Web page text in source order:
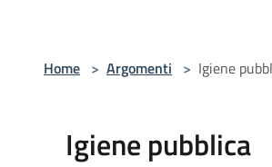
Home > Argomenti > Igiene
Igiene pubblica